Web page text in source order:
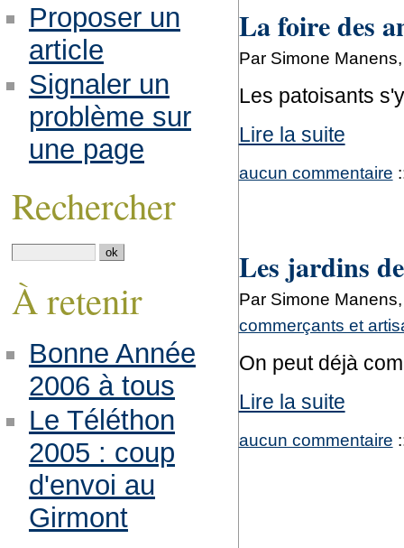
La foire des
Par Simone
Les patoisants
Lire la suite
aucun commentaire
Les jardins
Par Simone
commerçants et
On peut déjà
Lire la suite
aucun commentaire
Proposer un
article
Signaler un
problème sur
une page
Rechercher
À retenir
Bonne Année
2006 à tous
Le Téléthon
2005 : coup
d'envoi au
Girmont